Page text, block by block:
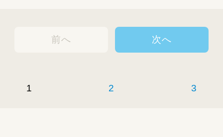
前へ
1 2 3
次へ